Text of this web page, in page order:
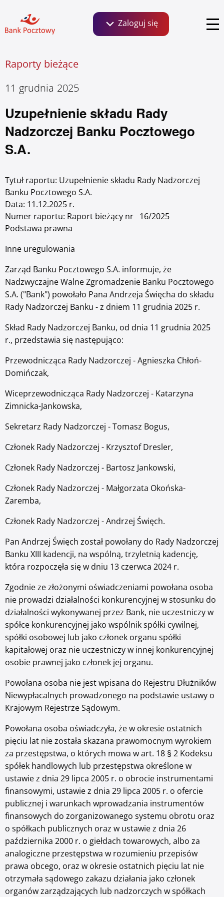
Zaloguj się
Bankowość dla Klientów detalicznych, małych
firm i agrobiznesu
Zaloguj się
Klientów instytucjonalnych i wspólnot
mieszkaniowych
Bankuj mobilnie. Aktywuj aplikację Pocztowy.
O bankowości mobilnej
Aktualności
Informacje finansowe Serie obligacji
Zrównoważony rozwój ESG Ważne linki
Biuro prasowe
Serwis ekonomiczny
Raporty bieżące
11 grudnia 2025
Uzupełnienie składu Rady
Nadzorczej Banku Pocztowego
S.A.
Tytuł raportu: Uzupełnienie składu Rady Nadzorczej
Banku Pocztowego S.A.
Data: 11.12.2025 r.
Numer raportu: Raport bieżący nr 16/2025
Podstawa prawna
Inne uregulowania
Zarząd Banku Pocztowego S.A. informuje, że
Nadzwyczajne Walne Zgromadzenie Banku Pocztowego
S.A. ("Bank") powołało Pana Andrzeja Święcha do składu
Rady Nadzorczej Banku - z dniem 11 grudnia 2025 r.
Skład Rady Nadzorczej Banku, od dnia 11 grudnia 2025
r., przedstawia się następująco:
Przewodnicząca Rady Nadzorczej - Agnieszka Chłoń-
Domińczak,
Wiceprzewodnicząca Rady Nadzorczej - Katarzyna
Zimnicka-Jankowska,
Sekretarz Rady Nadzorczej - Tomasz Bogus,
Członek Rady Nadzorczej - Krzysztof Dresler,
Członek Rady Nadzorczej - Bartosz Jankowski,
Członek Rady Nadzorczej - Małgorzata Okońska-
Zaremba,
Członek Rady Nadzorczej - Andrzej Święch.
Pan Andrzej Święch został powołany do Rady Nadzorczej
Banku XIII kadencji, na wspólną, trzyletnią kadencję,
która rozpoczęła się w dniu 13 czerwca 2024 r.
Zgodnie ze złożonymi oświadczeniami powołana osoba
nie prowadzi działalności konkurencyjnej w stosunku do
działalności wykonywanej przez Bank, nie uczestniczy w
spółce konkurencyjnej jako wspólnik spółki cywilnej,
spółki osobowej lub jako członek organu spółki
kapitałowej oraz nie uczestniczy w innej konkurencyjnej
osobie prawnej jako członek jej organu.
Powołana osoba nie jest wpisana do Rejestru Dłużników
Niewypłacalnych prowadzonego na podstawie ustawy o
Krajowym Rejestrze Sądowym.
Powołana osoba oświadczyła, że w okresie ostatnich
pięciu lat nie została skazana prawomocnym wyrokiem
za przestępstwa, o których mowa w art. 18 § 2 Kodeksu
spółek handlowych lub przestępstwa określone w
ustawie z dnia 29 lipca 2005 r. o obrocie instrumentami
finansowymi, ustawie z dnia 29 lipca 2005 r. o ofercie
publicznej i warunkach wprowadzania instrumentów
finansowych do zorganizowanego systemu obrotu oraz
o spółkach publicznych oraz w ustawie z dnia 26
października 2000 r. o giełdach towarowych, albo za
analogiczne przestępstwa w rozumieniu przepisów
prawa obcego, oraz w okresie ostatnich pięciu lat nie
otrzymała sądowego zakazu działania jako członek
organów zarządzających lub nadzorczych w spółkach